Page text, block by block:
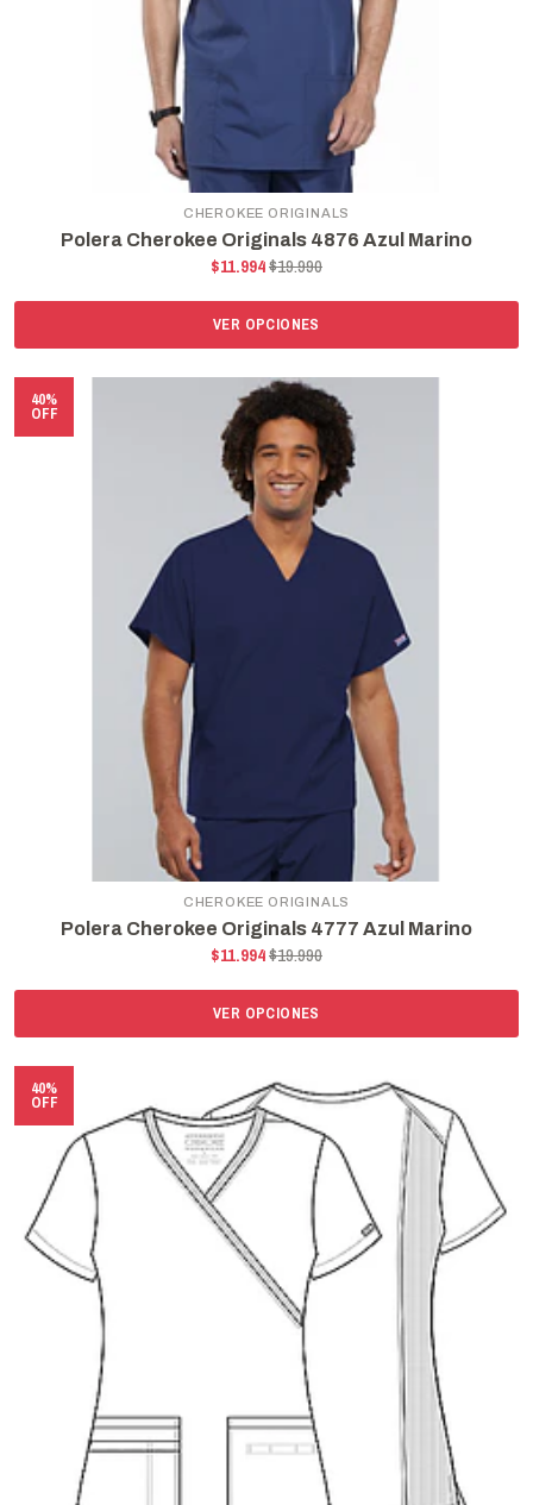
CHEROKEE ORIGINALS
Polera Cherokee Originals 4876 Azul Marino
$11.994$19.990
VER OPCIONES
40%
OFF
CHEROKEE ORIGINALS
Polera Cherokee Originals 4777 Azul Marino
$11.994$19.990
VER OPCIONES
40%
OFF